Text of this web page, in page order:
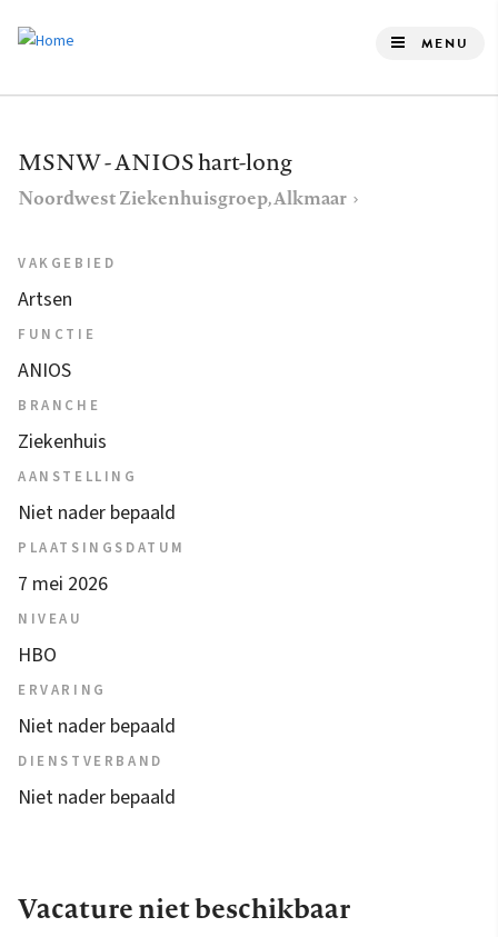
de
gaan
MENU
MSNW - ANIOS hart-long
Noordwest Ziekenhuisgroep, Alkmaar
VAKGEBIED
Artsen
FUNCTIE
ANIOS
BRANCHE
Ziekenhuis
AANSTELLING
Niet nader bepaald
PLAATSINGSDATUM
7 mei 2026
NIVEAU
HBO
ERVARING
Niet nader bepaald
DIENSTVERBAND
Niet nader bepaald
Vacature niet beschikbaar